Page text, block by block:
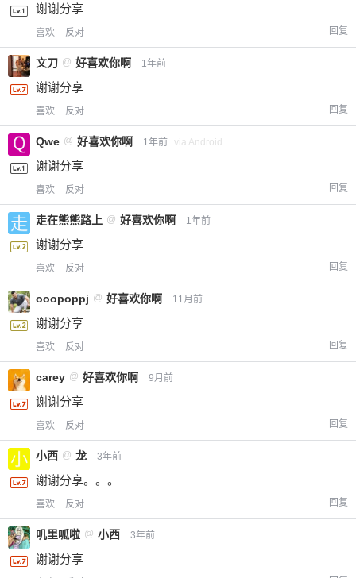
谢谢分享
喜欢 反对 回复
文刀 @ 好喜欢你啊 1年前
谢谢分享
喜欢 反对 回复
Qwe @ 好喜欢你啊 1年前 via Android
谢谢分享
喜欢 反对 回复
走在熊熊路上 @ 好喜欢你啊 1年前
谢谢分享
喜欢 反对 回复
ooopoppj @ 好喜欢你啊 11月前
谢谢分享
喜欢 反对 回复
carey @ 好喜欢你啊 9月前
谢谢分享
喜欢 反对 回复
小西 @ 龙 3年前
谢谢分享。。。
喜欢 反对 回复
叽里呱啦 @ 小西 3年前
谢谢分享